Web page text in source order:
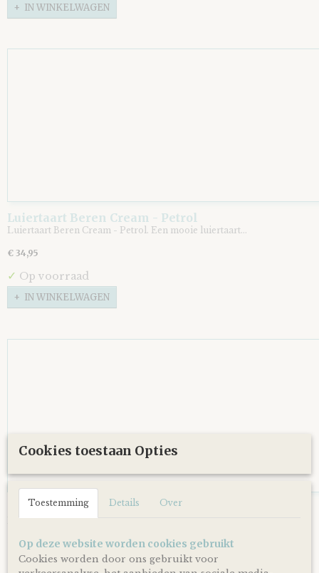
IN WINKELWAGEN
Luiertaart Beren Cream - Petrol
Luiertaart Beren Cream - Petrol. Een mooie luiertaart…
€ 34,95
✓ Op voorraad
IN WINKELWAGEN
Luiertaart Beren clay Bruin - Petrol
Luiertaart Beren clay Bruin - Petrol. Een mooie luiertaart…
€ 34,95
Op voorraad
Cookies toestaan Opties
Toestemming Details Over
Op deze website worden cookies gebruikt
Cookies worden door ons gebruikt voor